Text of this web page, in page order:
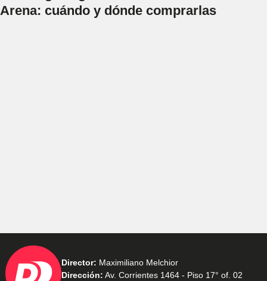
Arena: cuándo y dónde comprarlas
Director: Maximiliano Melchior
Dirección: Av. Corrientes 1464 - Piso 17° of. 02